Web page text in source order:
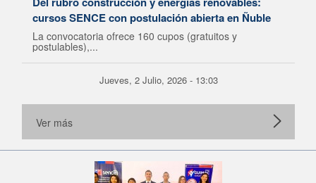
cursos SENCE con postulación abierta en Ñuble
La convocatoria ofrece 160 cupos (gratuitos y
postulables),...
Jueves, 2 Julio, 2026 - 13:03
Ver más